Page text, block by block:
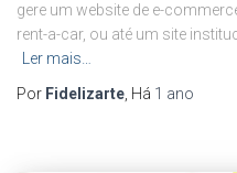
gere um website de e-
rent-a-car, ou até um site
Ler mais…
Por Fidelizarte, Há 1 ano